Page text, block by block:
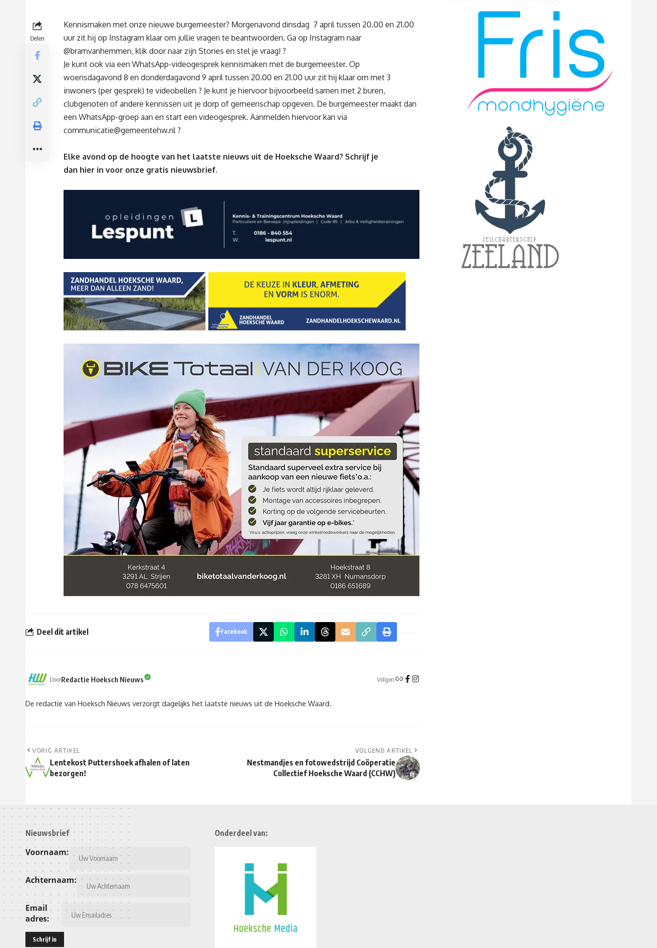
Delen
Kennismaken met onze nieuwe burgemeester? Morgenavond dinsdag 7 april tussen 20.00 en 21.00
uur zit hij op Instagram klaar om jullie vragen te beantwoorden. Ga op Instagram naar
@bramvanhemmen, klik door naar zijn Stories en stel je vraag! ?
Je kunt ook via een WhatsApp-videogesprek kennismaken met de burgemeester. Op
woensdagavond 8 en donderdagavond 9 april tussen 20.00 en 21.00 uur zit hij klaar om met 3
inwoners (per gesprek) te videobellen ? Je kunt je hiervoor bijvoorbeeld samen met 2 buren,
clubgenoten of andere kennissen uit je dorp of gemeenschap opgeven. De burgemeester maakt dan
een WhatsApp-groep aan en start een videogesprek. Aanmelden hiervoor kan via
communicatie@gemeentehw.nl ?
Elke avond op de hoogte van het laatste nieuws uit de Hoeksche Waard? Schrijf je
dan hier in voor onze gratis nieuwsbrief.
Deel dit artikel Facebook
DoorRedactie Hoeksch Nieuws Volgen
De redactie van Hoeksch Nieuws verzorgt dagelijks het laatste nieuws uit de Hoeksche Waard.
VORIG ARTIKEL
Lentekost Puttershoek afhalen of laten
bezorgen!
VOLGEND ARTIKEL
Nestmandjes en fotowedstrijd Coöperatie
Collectief Hoeksche Waard (CCHW)
Nieuwsbrief
Voornaam:
Achternaam:
Email
adres:
Onderdeel van: